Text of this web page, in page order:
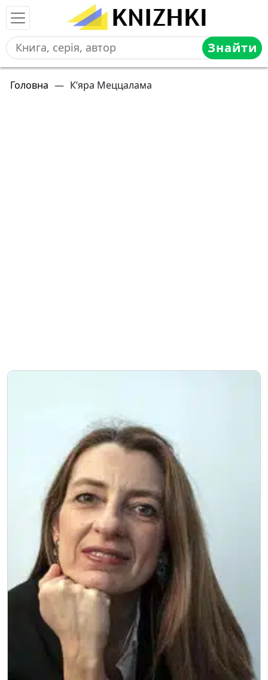
Знайти
Головна — К’яра Меццалама